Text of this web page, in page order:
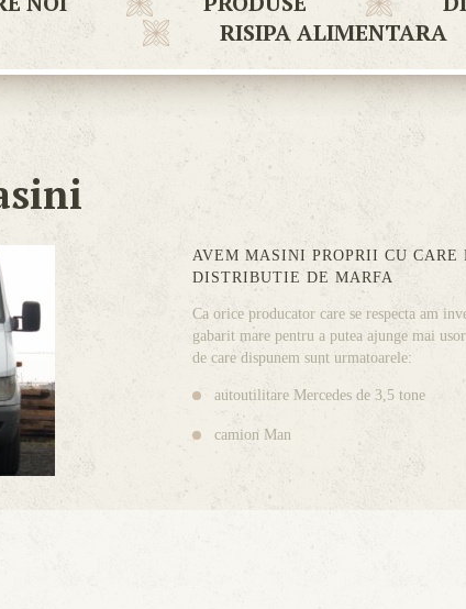
RISIPA ALIMENTARA
AVEM MASINI PROPRII CU CARE
DISTRIBUTIE DE MARFA
Ca orice producator care se respecta am
gabarit mare pentru a putea ajunge mai
de care dispunem sunt urmatoarele:
autoutilitare Mercedes de 3,5 tone
camion Man